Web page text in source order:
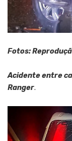
Fotos:
Acidente entre
Ranger.